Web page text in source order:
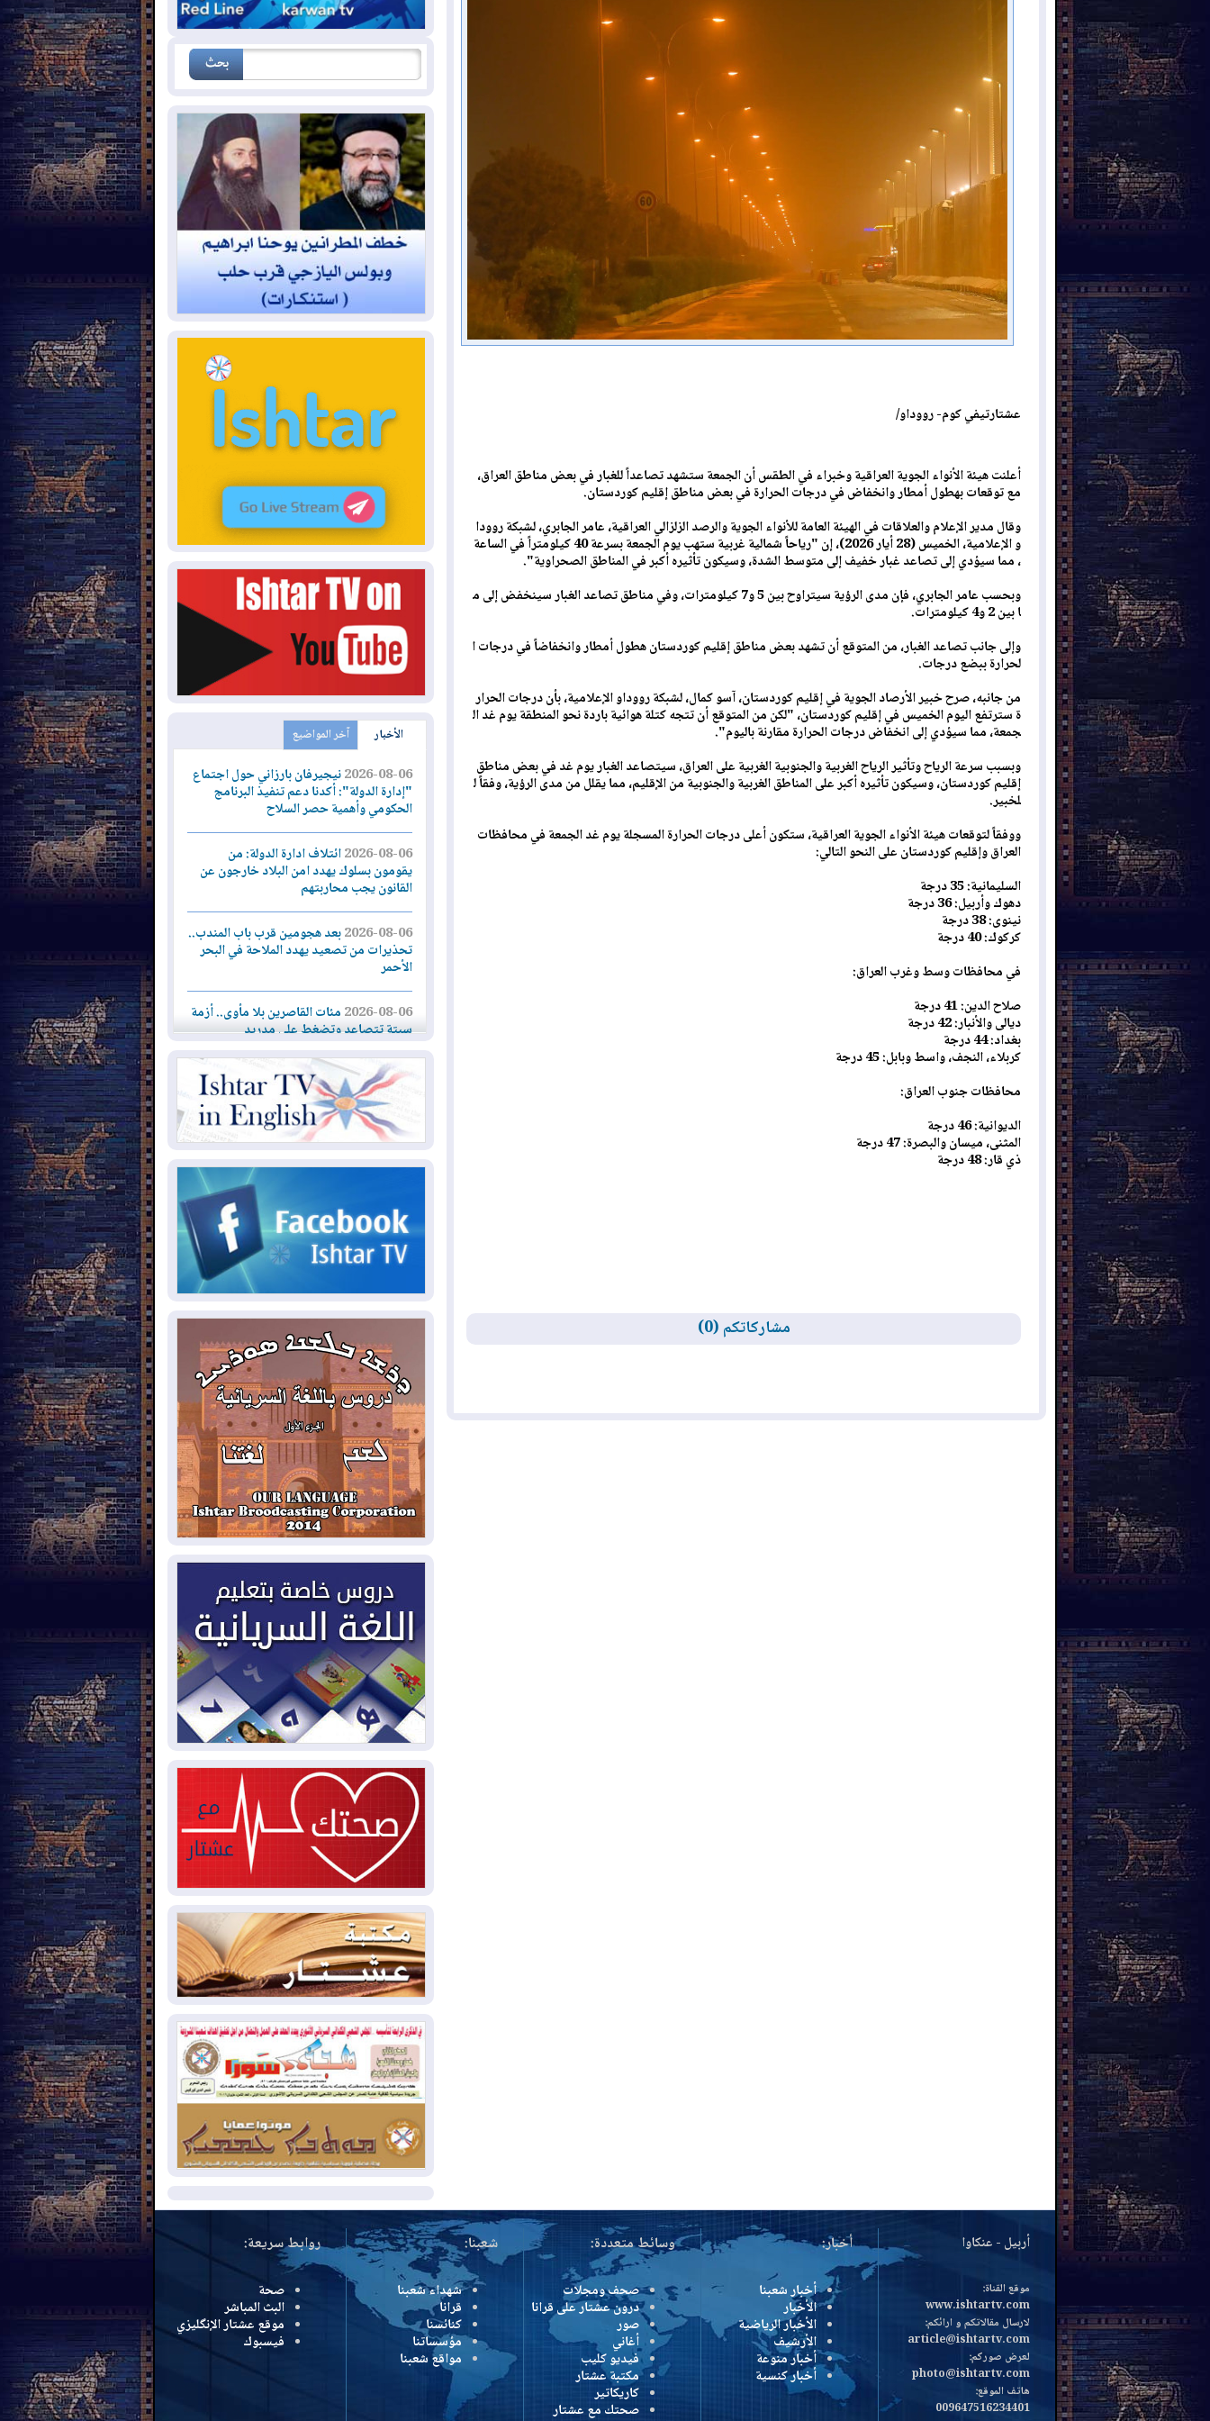
عشتارتيفي كوم- رووداو/
أعلنت هيئة الأنواء الجوية العراقية وخبراء في الطقس أن الجمعة ستشهد تصاعداً للغبار في بعض مناطق العراق،
مع توقعات بهطول أمطار وانخفاض في درجات الحرارة في بعض مناطق إقليم كوردستان.
وقال مدير الإعلام والعلاقات في الهيئة العامة للأنواء الجوية والرصد الزلزالي العراقية، عامر الجابري، لشبكة روودا
و الإعلامية، الخميس (28 أيار 2026)، إن "رياحاً شمالية غربية ستهب يوم الجمعة بسرعة 40 كيلومتراً في الساعة
، مما سيؤدي إلى تصاعد غبار خفيف إلى متوسط الشدة، وسيكون تأثيره أكبر في المناطق الصحراوية".
وبحسب عامر الجابري، فإن مدى الرؤية سيتراوح بين 5 و7 كيلومترات، وفي مناطق تصاعد الغبار سينخفض إلى م
ا بين 2 و4 كيلومترات.
وإلى جانب تصاعد الغبار، من المتوقع أن تشهد بعض مناطق إقليم كوردستان هطول أمطار وانخفاضاً في درجات ا
لحرارة ببضع درجات.
من جانبه، صرح خبير الأرصاد الجوية في إقليم كوردستان، آسو كمال، لشبكة رووداو الإعلامية، بأن درجات الحرار
ة سترتفع اليوم الخميس في إقليم كوردستان، "لكن من المتوقع أن تتجه كتلة هوائية باردة نحو المنطقة يوم غد ال
جمعة، مما سيؤدي إلى انخفاض درجات الحرارة مقارنة باليوم".
وبسبب سرعة الرياح وتأثير الرياح الغربية والجنوبية الغربية على العراق، سيتصاعد الغبار يوم غد في بعض مناطق
إقليم كوردستان، وسيكون تأثيره أكبر على المناطق الغربية والجنوبية من الإقليم، مما يقلل من مدى الرؤية، وفقاً ل
لخبير.
ووفقاً لتوقعات هيئة الأنواء الجوية العراقية، ستكون أعلى درجات الحرارة المسجلة يوم غد الجمعة في محافظات
العراق وإقليم كوردستان على النحو التالي:
السليمانية: 35 درجة
دهوك وأربيل: 36 درجة
نينوى: 38 درجة
كركوك: 40 درجة
في محافظات وسط وغرب العراق:
صلاح الدين: 41 درجة
ديالى والأنبار: 42 درجة
بغداد: 44 درجة
كربلاء، النجف، واسط وبابل: 45 درجة
محافظات جنوب العراق:
الديوانية: 46 درجة
المثنى، ميسان والبصرة: 47 درجة
ذي قار: 48 درجة
مشاركاتكم (0)
الأخبار آخر المواضيع
2026-08-06نيجيرفان بارزاني حول اجتماع
"إدارة الدولة": أكدنا دعم تنفيذ البرنامج
الحكومي وأهمية حصر السلاح
2026-08-06ائتلاف ادارة الدولة: من
يقومون بسلوك يهدد امن البلاد خارجون عن
القانون يجب محاربتهم
2026-08-06بعد هجومين قرب باب المندب..
تحذيرات من تصعيد يهدد الملاحة في البحر
الأحمر
2026-08-06مئات القاصرين بلا مأوى.. أزمة
سبتة تتصاعد وتضغط على مدريد
2026-08-05
لمدة عام.. بدء توريد 100
مليون قدم مكعب يومياً من غاز كورمور في
إقليم كوردستان إلى وزارة الكهرباء العراقية
ملامح أخطر التحديات التي تواجه العراق
2026-08-05
حرائق فرنسا.. توقيف 402
شخص بينهم 156 قاصرا منذ بداية موسم
الحرائق
2026-08-04سومو: إنتاج النفط في إقليم
كوردستان انخفض إلى أقل من 10%
2026-08-04ملفات حقبة الكاظمي تعود إلى
الواجهة.. أنباء عن مراجعات قضائية
وتحقيقات أوسع في قضايا فساد
2026-08-04
بيترو يشكو تزوير الانتخابات
الرئاسية ويحذر من "حرب أهلية" في
كولومبيا
2026-08-03رئيس إقليم كوردستان في
2026-08-03العراق يؤكد مجدداً التزامه
بمنع الهجمات على الدول المجاورة
2026-08-03العجز والاقتراض يطوقان
المالية العراقية.. اقتراض يتجاوز 3 تريليونات
دينار!
2026-08-03كوبا تغرق في الظلام مجددا
2026-08-03
أوامر بإجلاء 60 ألف شخص
بسبب الحرائق في ولاية واشنطن
2026-08-02
مشروع "حسابي" يُمهل
الموظفين حتى نهاية أغسطس لاستلام
بطاقاتهم المصرفية
2026-08-02دمشق وعمّان تحذران بغداد:
أي هجوم من أراضي العراق سيواجه برد
2026-08-02ترامب: الولايات المتحدة
وإسرائيل تعلقان شن ضربات على إيران
2026-08-01تقرير: الولايات المتحدة تسحب
منظومة باتريوت الدفاعية من أربيل
2026-08-01
النفط: اتفاقية ثلاثية لاستئناف
التصدير عبر جيهان بطاقة 750 ألف برميل
يومياً
المزيد
أربيل - عنكاوا
موقع القناة:
www.ishtartv.com
لارسال مقالاتكم و ارائكم:
article@ishtartv.com
لعرض صوركم:
photo@ishtartv.com
هاتف الموقع:
009647516234401
أخبار:
أخبار شعبنا
الأخبار
الأخبار الرياضية
الأرشيف
أخبار منوعة
أخبار كنسية
وسائط متعددة:
صحف ومجلات
درون عشتار على قرانا
صور
أغاني
فيديو كليب
مكتبة عشتار
كاريكاتير
صحتك مع عشتار
شعبنا:
شهداء شعبنا
قرانا
كنائسنا
مؤسساتنا
مواقع شعبنا
روابط سريعة:
صحة
البث المباشر
موقع عشتار الإنگليزي
فيسبوك